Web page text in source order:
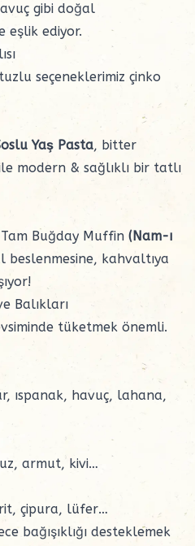
gibi doğal
eşlik ediyor.
seçeneklerimiz çinko
Yaş Pasta, bitter
modern & sağlıklı bir tatlı
Buğday Muffin (Nam-ı
beslenmesine, kahvaltıya
Balıkları
tüketmek önemli.
ıspanak, havuç, lahana,
armut, kivi…
çipura, lüfer…
bağışıklığı desteklemek